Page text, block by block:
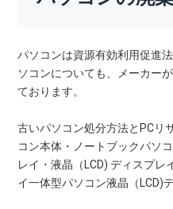
パソコンは資源有効利用促進
ソコンについても、メーカー
ております。
古いパソコン処分方法とPCリ
コン本体・ノートブックパソ
レイ・液晶（LCD) ディスプレ
イ一体型パソコン液晶（LCD)